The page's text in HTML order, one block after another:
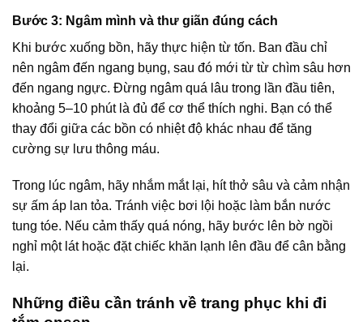
Bước 3: Ngâm mình và thư giãn đúng cách
Khi bước xuống bồn, hãy thực hiện từ tốn. Ban đầu chỉ
nên ngâm đến ngang bụng, sau đó mới từ từ chìm sâu hơn
đến ngang ngực. Đừng ngâm quá lâu trong lần đầu tiên,
khoảng 5–10 phút là đủ để cơ thể thích nghi. Bạn có thể
thay đổi giữa các bồn có nhiệt độ khác nhau để tăng
cường sự lưu thông máu.
Trong lúc ngâm, hãy nhắm mắt lại, hít thở sâu và cảm nhận
sự ấm áp lan tỏa. Tránh việc bơi lội hoặc làm bắn nước
tung tóe. Nếu cảm thấy quá nóng, hãy bước lên bờ ngồi
nghỉ một lát hoặc đặt chiếc khăn lạnh lên đầu để cân bằng
lại.
Những điều cần tránh về trang phục khi đi